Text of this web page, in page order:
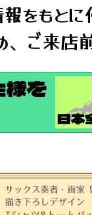
もとに
ご来店